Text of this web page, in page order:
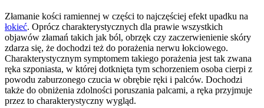
Złamanie kości ramiennej w części to najczęściej efekt upadku na
łokieć. Oprócz charakterystycznych dla prawie wszystkich
objawów złamań takich jak ból, obrzęk czy zaczerwienienie skóry
zdarza się, że dochodzi też do porażenia nerwu łokciowego.
Charakterystycznym symptomem takiego porażenia jest tak zwana
ręka szponiasta, w której dotknięta tym schorzeniem osoba cierpi z
powodu zaburzonego czucia w obrębie ręki i palców. Dochodzi
także do obniżenia zdolności poruszania palcami, a ręka przyjmuje
przez to charakterystyczny wygląd.